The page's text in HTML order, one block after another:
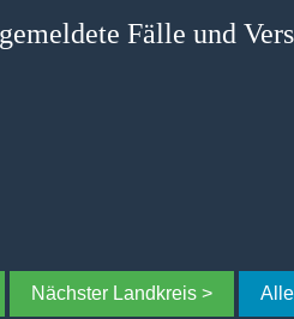
Fälle und
Nächster Landkreis >